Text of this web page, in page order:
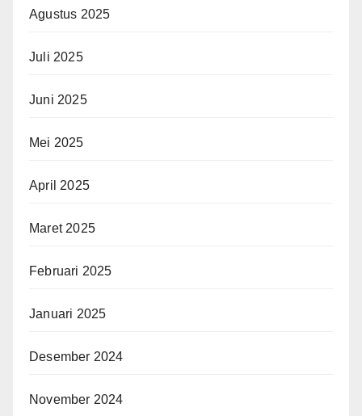
Agustus 2025
Juli 2025
Juni 2025
Mei 2025
April 2025
Maret 2025
Februari 2025
Januari 2025
Desember 2024
November 2024